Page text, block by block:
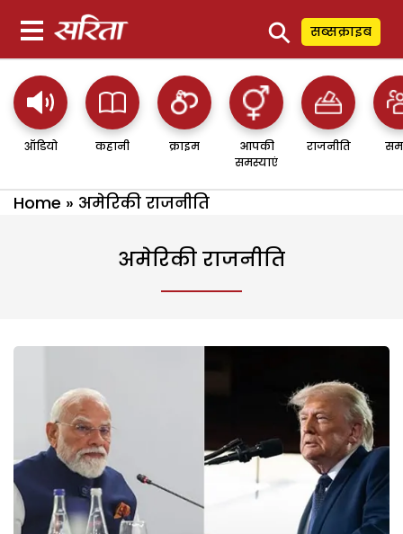
⚲ सब्सक्राइब
ऑडियो कहानी क्राइम
आपकी
समस्याएं
राजनीति
Home » अमेरिकी राजनीति
अमेरिकी राजनीति